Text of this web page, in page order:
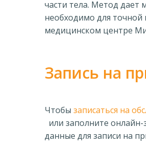
части тела. Метод дает
необходимо для точной
медицинском центре
Запись на
Чтобы записаться на
или заполните
данные для записи на